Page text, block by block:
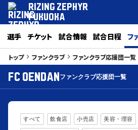
RIZING ZEPHYR
FUKUOKA
選手 チケット 試合情報 試合日程 フ
トップkeyboard_arrow_right ファンクラブkeyboard_arrow_right ファンクラブ応援団一覧
FC OENDAN ファンクラブ応援団一覧
すべて 飲食店 小売店 美容・理容